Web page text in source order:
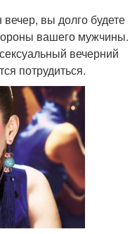
вы долго будете
вашего мужчины.
вечерний
потрудиться.